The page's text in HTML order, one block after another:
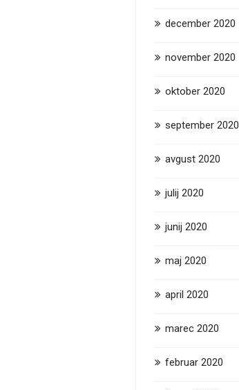
december 2020
november 2020
oktober 2020
september 2020
avgust 2020
julij 2020
junij 2020
maj 2020
april 2020
marec 2020
februar 2020